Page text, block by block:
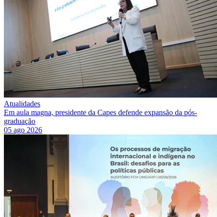
Atualidades
Em aula magna, presidente da Capes defende expansão da pós-
graduação
05 ago 2026